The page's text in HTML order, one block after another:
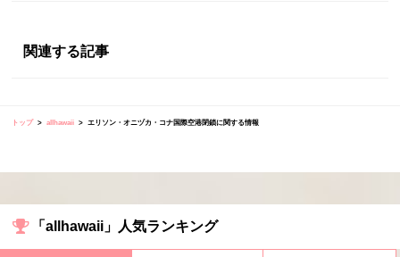
関連する記事
トップ allhawaii エリソン・オニヅカ・コナ国際空港閉鎖に関する情報
「allhawaii」人気ランキング